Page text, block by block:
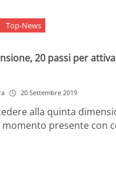
Top-News
20 passi per
20 Settembre 2019
alla quinta
momento presente con